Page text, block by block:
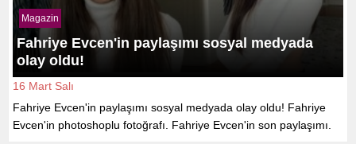
Magazin
Fahriye Evcen'in paylaşımı sosyal medyada
olay oldu!
16 Mart Salı
Fahriye Evcen'in paylaşımı sosyal medyada olay oldu! Fahriye
Evcen'in photoshoplu fotoğrafı. Fahriye Evcen'in son paylaşımı.